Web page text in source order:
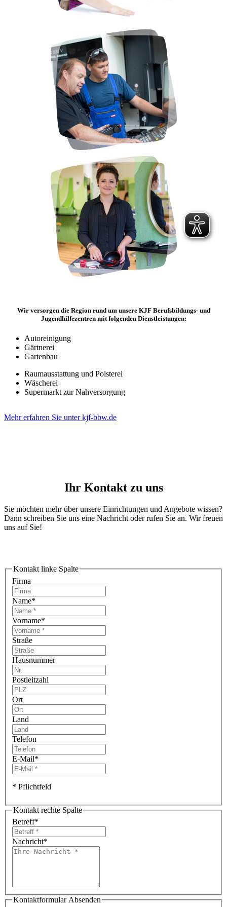
Wir versorgen die Region rund um unsere KJF Berufsbildungs- und
Jugendhilfezentren mit folgenden Dienstleistungen:
Autoreinigung
Gärtnerei
Gartenbau
Raumausstattung und Polsterei
Wäscherei
Supermarkt zur Nahversorgung
Mehr erfahren Sie unter kjf-bbw.de
Ihr Kontakt zu uns
Sie möchten mehr über unsere Einrichtungen und Angebote wissen?
Dann schreiben Sie uns eine Nachricht oder rufen Sie an. Wir freuen
uns auf Sie!
Kontakt linke Spalte
Firma
Name*
Vorname*
Straße
Hausnummer
Postleitzahl
Ort
Land
Telefon
E-Mail*
* Pflichtfeld
Kontakt rechte Spalte
Betreff*
Nachricht*
Kontaktformular Absenden